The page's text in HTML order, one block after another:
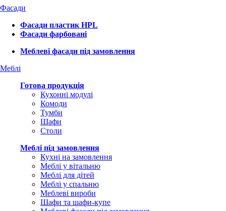
Фасади
Фасади пластик HPL
Фасади фарбовані
Меблеві фасади під замовлення
Меблі
Готова продукція
Кухонні модулі
Комоди
Тумби
Шафи
Столи
Меблі під замовлення
Кухні на замовлення
Меблі у вітальню
Меблі для дітей
Меблі у спальню
Меблеві вироби
Шафи та шафи-купе